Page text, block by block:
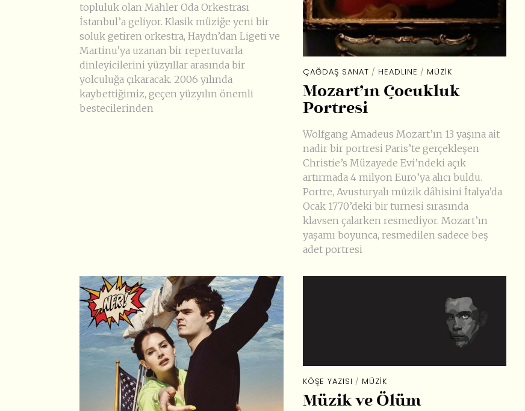
topluluk olan Mahler Oda Orkestrası
İstanbul’a geliyor. Klasik müziğe yeni bir
soluk getiren orkestra, Haydn’dan Ligeti ve
Martinu’ya uzanan bir repertuvarla
dinleyicilerini yüzyıllar arasında bir
yolculuğa çıkaracak. 2006 yılında
kaybettiğimiz, geçen yüzyılın önemli
bestecilerinden
ÇAĞDAŞ SANAT / HEADLINE / MÜZIK
Mozart’ın Çocukluk
Portresi
Wolfgang Amadeus Mozart’ın 13 yaşına ait
nadir bir portresi Paris’te gerçekleşen
Christie’s Müzayede Evi’ndeki açık
artırmada 4 milyon Euro’ya alıcı buldu.
Portre, Avusturyalı müzik dâhisini İtalya’da
Ocak 1770’deki bir turnesi sırasında
klavsen çalarken resmediyor. Mozart’ın
yaşamı boyunca, resmedilen sadece beş
adet portresi
KÖŞE YAZISI / MÜZIK
Müzik ve Ölüm